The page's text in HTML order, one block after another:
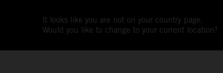
It looks like you are not on your country page.
Would you like to change to your current location?